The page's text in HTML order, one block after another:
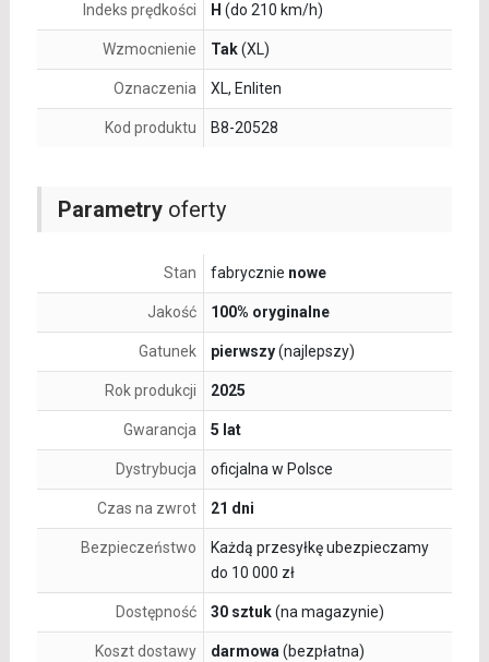
Parametryoferty
Stan fabrycznie nowe
Jakość 100% oryginalne
Gatunek pierwszy(najlepszy)
Rok produkcji 2025
Gwarancja 5 lat
Dystrybucja oficjalna w Polsce
Czas na zwrot 21 dni
Bezpieczeństwo
Każdą przesyłkę ubezpieczamy
do 10 000 zł
Dostępność 30 sztuk(na magazynie)
Koszt dostawy darmowa (bezpłatna)
Indeks prędkości H (do 210 km/h)
Wzmocnienie Tak(XL)
Oznaczenia XL, Enliten
Kod produktu B8-20528